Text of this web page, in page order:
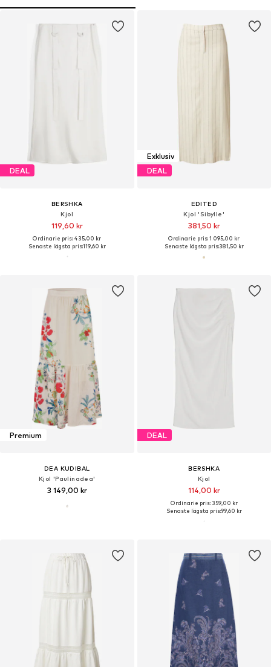
DEAL
BERSHKA
Kjol
119,60 kr
Ordinarie pris: 435,00 kr
Senaste lägsta pris:119,60 kr
Exklusiv
DEAL
EDITED
Kjol 'Sibylle'
381,50 kr
Ordinarie pris: 1 095,00 kr
Senaste lägsta pris:381,50 kr
Premium
DEA KUDIBAL
Kjol 'Paulinadea'
3 149,00 kr
DEAL
BERSHKA
Kjol
114,00 kr
Ordinarie pris: 359,00 kr
Senaste lägsta pris:99,60 kr